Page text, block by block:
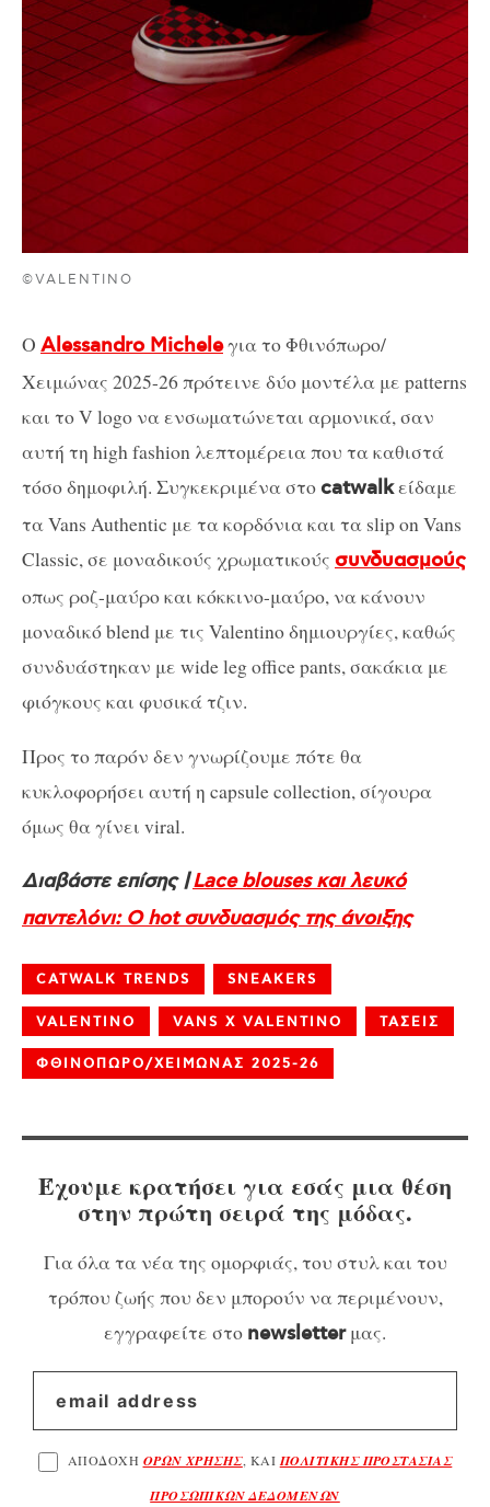
©VALENTINO
Ο Alessandro Micheleγια το Φθινόπωρο/
Χειμώνας 2025-26 πρότεινε δύο μοντέλα με patterns
και το V logo να ενσωματώνεται αρμονικά, σαν
αυτή τη high fashion λεπτομέρεια που τα καθιστά
τόσο δημοφιλή. Συγκεκριμένα στοcatwalkείδαμε
τα Vans Authentic με τα κορδόνια και τα slip on Vans
Classic, σε μοναδικούς χρωματικούς συνδυασμούς
οπως ροζ-μαύρο και κόκκινο-μαύρο, να κάνουν
μοναδικό blend με τις Valentino δημιουργίες, καθώς
συνδυάστηκαν με wide leg office pants, σακάκια με
φιόγκους και φυσικά τζιν.
Προς το παρόν δεν γνωρίζουμε πότε θα
κυκλοφορήσει αυτή η capsule collection, σίγουρα
όμως θα γίνει viral.
Διαβάστε επίσης |Lace blouses και λευκό
παντελόνι: Ο hot συνδυασμός της άνοιξης
CATWALK TRENDS SNEAKERS
VALENTINO VANS X VALENTINO ΤΑΣΕΙΣ
ΦΘΙΝΟΠΩΡΟ/ΧΕΙΜΩΝΑΣ 2025-26
Έχουμε κρατήσει για εσάς μια θέση
στην πρώτη σειρά της μόδας.
Για όλα τα νέα της ομορφιάς, του στυλ και του
τρόπου ζωής που δεν μπορούν να περιμένουν,
εγγραφείτε στο newsletterμας.
ΑΠΟΔΟΧΗ ΟΡΩΝ ΧΡΗΣΗΣ, ΚΑΙΠΟΛΙΤΙΚΗΣ ΠΡΟΣΤΑΣΙΑΣ
ΠΡΟΣΩΠΙΚΩΝ ΔΕΔΟΜΕΝΩΝ